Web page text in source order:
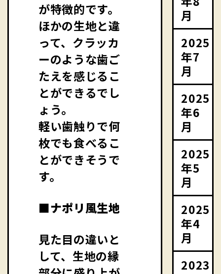
が特徴的です。
ほかの生地と違
って、クラッカ
ーのような歯ご
たえを感じるこ
とができるでし
ょう。
軽い歯触りで何
枚でも食べるこ
とができそうで
す。
■ナポリ風生地
見た目の違いと
して、生地の縁
月
2025
年7
月
2025
年6
月
2025
年5
月
2025
年4
月
2023